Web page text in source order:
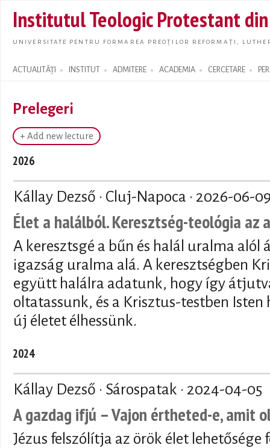
main
Institutul Teologic Protestant
UNIVERSITATE PENTRU FORMAREA PREOȚILOR REFORMAȚI,
ACTUALITĂȚI INSTITUT ADMITERE ACADEMIA CERCETARE
Search form
Prelegeri
+ Add new lecture
2026
Kállay Dezső · Cluj-Napoca · 2026-06-
Élet a halálból. Keresztség-teológia az
A keresztsgé a bűn és halál uralma alól
igazság uralma alá. A keresztségben
együtt halálra adatunk, hogy így
oltatassunk, és a Krisztus-testben
új életet élhessünk.
2024
Kállay Dezső · Sárospatak · 2024-04-05
A gazdag ifjú – Vajon értheted-e, amit
Jézus felszólítja az örök élet